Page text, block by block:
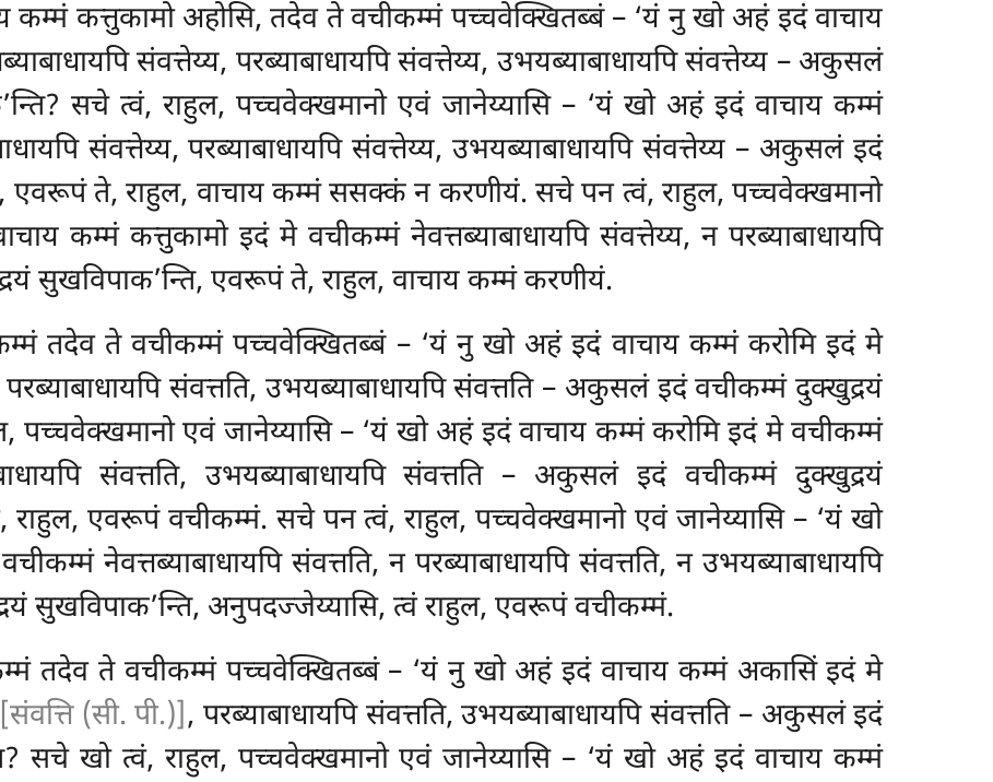
कम्मं कत्तुकामो अहोसि, तदेव ते वचीकम्मं पच्चवेक्खितब्बं – ‘यं नु खो अहं इदं वाचाय
संवत्तेय्य, परब्याबाधायपि संवत्तेय्य, उभयब्याबाधायपि संवत्तेय्य – अकुसलं
सचे त्वं, राहुल, पच्चवेक्खमानो एवं जानेय्यासि – ‘यं खो अहं इदं वाचाय कम्मं
संवत्तेय्य, परब्याबाधायपि संवत्तेय्य, उभयब्याबाधायपि संवत्तेय्य – अकुसलं इदं
एवरूपं ते, राहुल, वाचाय कम्मं ससक्कं न करणीयं. सचे पन त्वं, राहुल, पच्चवेक्खमानो
कम्मं कत्तुकामो इदं मे वचीकम्मं नेवत्तब्याबाधायपि संवत्तेय्य, न परब्याबाधायपि
सुखविपाक’न्ति, एवरूपं ते, राहुल, वाचाय कम्मं करणीयं.
कम्मं तदेव ते वचीकम्मं पच्चवेक्खितब्बं – ‘यं नु खो अहं इदं वाचाय कम्मं करोमि इदं मे
संवत्तति, उभयब्याबाधायपि संवत्तति – अकुसलं इदं वचीकम्मं दुक्खुद्रयं
पच्चवेक्खमानो एवं जानेय्यासि – ‘यं खो अहं इदं वाचाय कम्मं करोमि इदं मे वचीकम्मं
संवत्तति, उभयब्याबाधायपि संवत्तति – अकुसलं इदं वचीकम्मं दुक्खुद्रयं
राहुल, एवरूपं वचीकम्मं. सचे पन त्वं, राहुल, पच्चवेक्खमानो एवं जानेय्यासि – ‘यं खो
नेवत्तब्याबाधायपि संवत्तति, न परब्याबाधायपि संवत्तति, नउभयब्याबाधायपि
सुखविपाक’न्ति, अनुपदज्जेय्यासि, त्वं राहुल, एवरूपं वचीकम्मं.
कम्मं तदेव ते वचीकम्मं पच्चवेक्खितब्बं – ‘यं नु खो अहं इदं वाचाय कम्मं अकासिं इदं मे
[संवत्ति (सी. पी.)], परब्याबाधायपि संवत्तति, उभयब्याबाधायपि संवत्तति – अकुसलं इदं
सचे खो त्वं, राहुल, पच्चवेक्खमानो एवं जानेय्यासि – ‘यं खो अहं इदं वाचाय कम्मं